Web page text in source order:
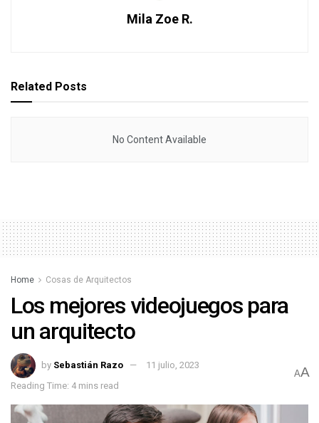
Mila Zoe R.
Related Posts
No Content Available
Home Cosas de Arquitectos
Los mejores videojuegos para
un arquitecto
by Sebastián Razo
11 julio, 2023
Reading Time: 4 mins read
AA